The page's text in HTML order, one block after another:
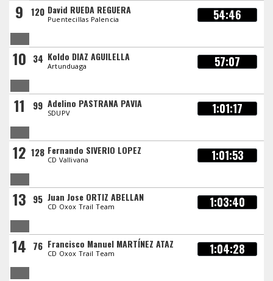
9 120 David RUEDA REGUERA
Puentecillas Palencia 54:46
10 34 Koldo DIAZ AGUILELLA
Artunduaga 57:07
11 99 Adelino PASTRANA PAVIA
SDUPV 1:01:17
12 128 Fernando SIVERIO LOPEZ
CD Vallivana 1:01:53
13 95 Juan Jose ORTIZ ABELLAN
CD Oxox Trail Team 1:03:40
14 76 Francisco Manuel MARTÍNEZ ATAZ
CD Oxox Trail Team 1:04:28